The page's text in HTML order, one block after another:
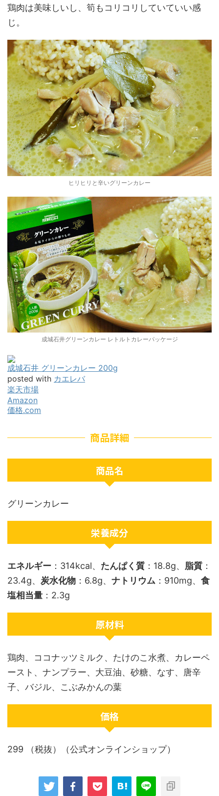
鶏肉は美味しいし、筍もコリコリしていていい感
じ。
ヒリヒリと辛いグリーンカレー
成城石井グリーンカレー レトルトカレーパッケージ
成城石井 グリーンカレー 200g
posted with カエレバ
楽天市場
Amazon
価格.com
商品詳細
商品名
グリーンカレー
栄養成分
エネルギー ：314kcal、 たんぱく質 ：18.8g、 脂質 ：
23.4g、 炭水化物 ：6.8g、 ナトリウム ：910mg、 食
塩相当量 ：2.3g
原材料
鶏肉、ココナッツミルク、たけのこ水煮、カレーペ
ースト、ナンプラー、大豆油、砂糖、なす、唐辛
子、バジル、こぶみかんの葉
価格
299 （税抜）（公式オンラインショップ）